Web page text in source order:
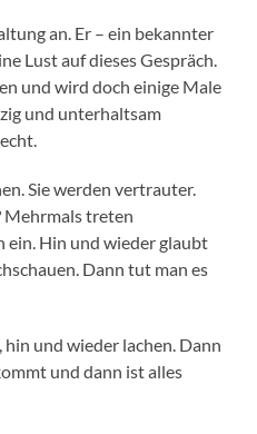
an. Er – ein bekannter
Lust auf dieses Gespräch.
und wird doch einige Male
und unterhaltsam
Sie werden vertrauter.
Mehrmals treten
ein. Hin und wieder glaubt
Dann tut man es
und wieder lachen. Dann
und dann ist alles